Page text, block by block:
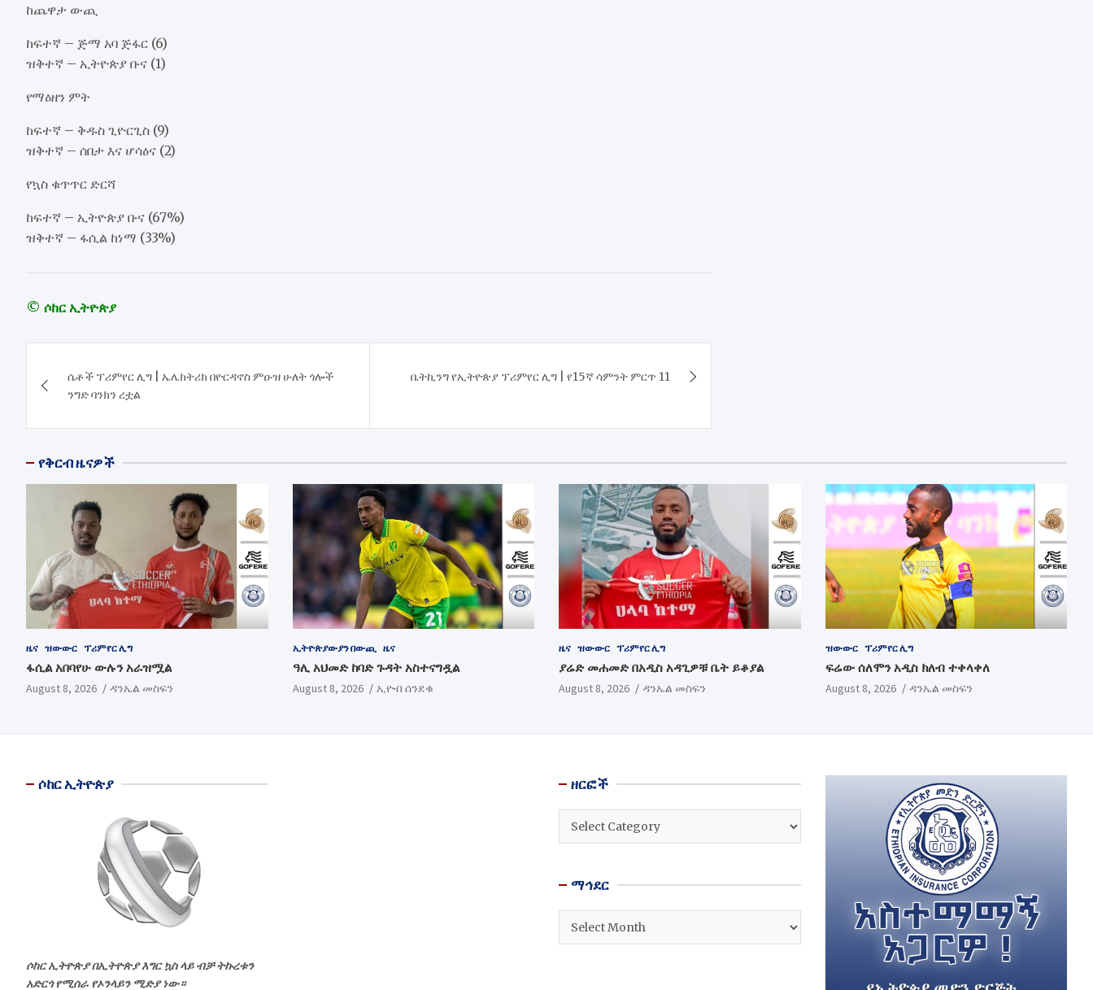
ከጨዋታ ውጪ
ከፍተኛ – ጅማ አባ ጅፋር (6)
ዝቅተኛ – ኢትዮጵያ ቡና (1)
የማዕዘን ምት
ከፍተኛ – ቅዱስ ጊዮርጊስ (9)
ዝቅተኛ – ሰበታ እና ሆሳዕና (2)
የኳስ ቁጥጥር ድርሻ
ከፍተኛ – ኢትዮጵያ ቡና (67%)
ዝቅተኛ – ፋሲል ከነማ (33%)
© ሶከር ኢትዮጵያ
navigation
ሴቶች ፕሪምየር ሊግ | ኤሌክትሪክ በዮርዳኖስ ምዑዝ ሁለት ጎሎች
ንግድ ባንክን ረቷል
ቤትኪንግ የኢትዮጵያ ፕሪምየር ሊግ | የ15ኛ ሳምንት ምርጥ 11
የቅርብ ዜናዎች
ዜና ዝውውር ፕሪምየር ሊግ
ፋሲል አበባየሁ ውሉን አራዝሟል
August 8, 2026 ዳንኤል መስፍን
ኢትዮጵያውያን በውጪ ዜና
ዓሊ አህመድ ከባድ ጉዳት አስተናግዷል
August 8, 2026 ኢዮብ ሰንደቁ
ዜና ዝውውር ፕሪምየር ሊግ
ያሬድ መሐመድ በአዲስ አዳጊዎቹ ቤት ይቆያል
August 8, 2026 ዳንኤል መስፍን
ዝውውር ፕሪምየር ሊግ
ፍሬው ሰለሞን አዲስ ክለብ ተቀላቀለ
August 8, 2026 ዳንኤል መስፍን
ሶከር ኢትዮጵያ
ሶከር ኢትዮጵያ በኢትዮጵያ እግር ኳስ ላይ ብቻ ትኩረቱን
አድርጎ የሚሰራ የኦንላይን ሚድያ ነው።
ዘርፎች
ዘርፎች
ማኅደር
ማኅደር